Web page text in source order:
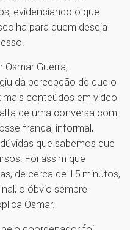
evidenciando o que
para quem deseja
Osmar Guerra,
da percepção de que o
conteúdos em vídeo
de uma conversa com
franca, informal,
que sabemos que
Foi assim que
de cerca de 15 minutos,
o óbvio sempre
Osmar.